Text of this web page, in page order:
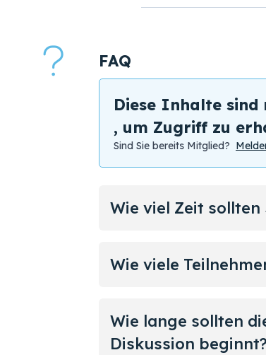
FAQ
Diese Inhalte
, um Zugriff zu
Sind Sie bereits Mitglied?
Wie viel Zeit
Wie viele
Wie lange sollten
Diskussion beginnt?